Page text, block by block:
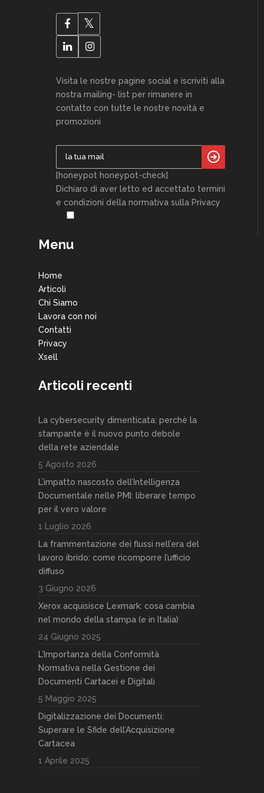
Visita le nostre pagine social e iscriviti alla
nostra mailing- list per rimanere in
contatto con tutte le nostre novità e
promozioni
[honeypot honeypot-check]
Dichiaro di aver letto ed accettato termini
e condizioni della normativa sulla Privacy
Menu
Home
Articoli
Chi Siamo
Lavora con noi
Contatti
Privacy
Xsell
Articoli recenti
La cybersecurity dimenticata: perchè la
stampante è il nuovo punto debole
della rete aziendale
5 Agosto 2026
L’impatto nascosto dell’Intelligenza
Documentale nelle PMI: liberare tempo
per il vero valore
1 Luglio 2026
La frammentazione dei flussi nell’era del
lavoro ibrido: come ricomporre l’ufficio
diffuso
3 Giugno 2026
Xerox acquisisce Lexmark: cosa cambia
nel mondo della stampa (e in Italia)
24 Giugno 2025
L’Importanza della Conformità
Normativa nella Gestione dei
Documenti Cartacei e Digitali
5 Maggio 2025
Digitalizzazione dei Documenti:
Superare le Sfide dell’Acquisizione
Cartacea
1 Aprile 2025